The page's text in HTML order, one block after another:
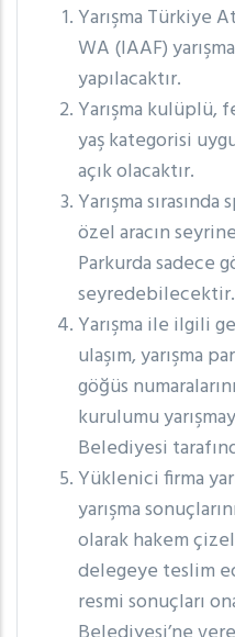
Yarışma Türkiye
WA (IAAF)
yapılacaktır.
Yarışma kulüplü,
yaş kategorisi
açık olacaktır.
Yarışma
özel aracın
Parkurda sadece
seyredebilecektir.
Yarışma ile ilgili
ulaşım, yarışma
göğüs
kurulumu
Belediyesi
Yüklenici firma
yarışma
olarak hakem
delegeye teslim
resmi sonuçları